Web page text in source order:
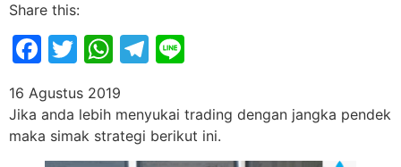
Share this:
Facebook
Twitter
WhatsApp
Telegram
16 Agustus 2019
Jika anda lebih menyukai trading dengan jangka pendek
maka simak strategi berikut ini.